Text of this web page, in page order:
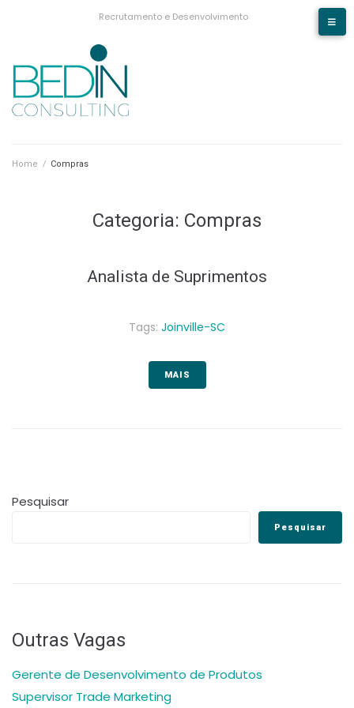
Recrutamento e Desenvolvimento
Home / Compras
Categoria: Compras
Analista de Suprimentos
Tags: Joinville-SC
MAIS
Pesquisar
Pesquisar
Outras Vagas
Gerente de Desenvolvimento de Produtos
Supervisor Trade Marketing